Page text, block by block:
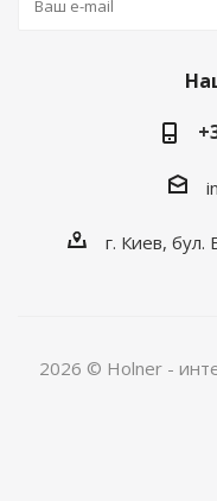
г. Киев, бул.
2026 © Holner -